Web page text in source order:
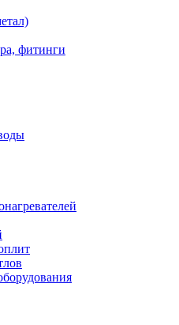
фитинги